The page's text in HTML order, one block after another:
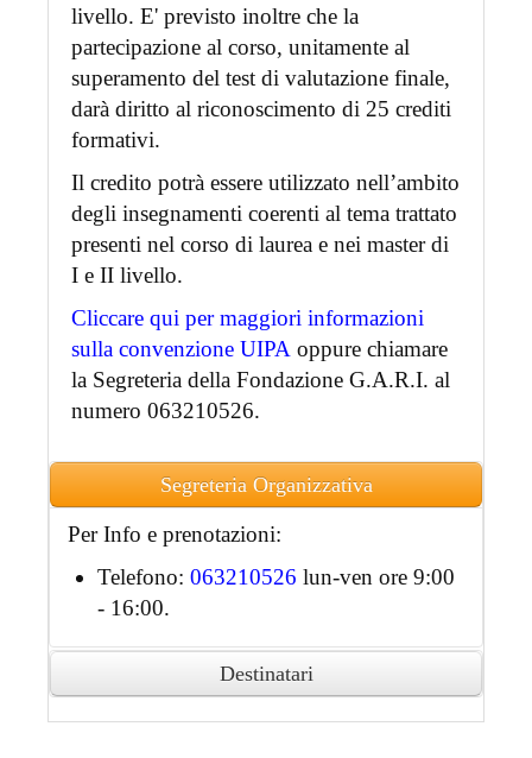
livello. E' previsto inoltre che la
partecipazione al corso, unitamente al
superamento del test di valutazione finale,
darà diritto al riconoscimento di 25 crediti
formativi.
Il credito potrà essere utilizzato nell’ambito
degli insegnamenti coerenti al tema trattato
presenti nel corso di laurea e nei master di
I e II livello.
Cliccare qui per maggiori informazioni
sulla convenzione UIPA oppure chiamare
la Segreteria della Fondazione G.A.R.I. al
numero 063210526.
Segreteria Organizzativa
Per Info e prenotazioni:
Telefono: 063210526 lun-ven ore 9:00
- 16:00.
Destinatari
Ai partecipanti accreditati sarà rilasciato